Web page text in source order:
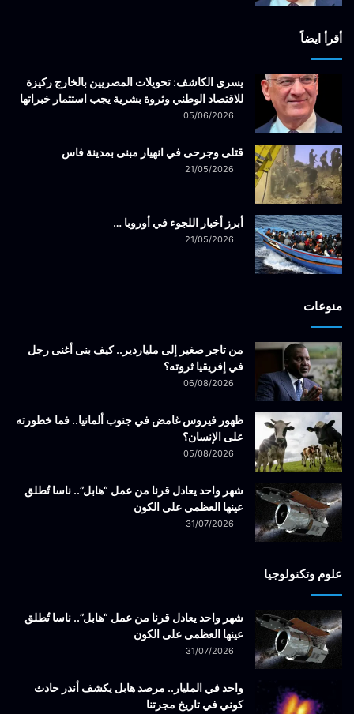
أقرأ ايضاً
يسري الكاشف: تحويلات المصريين بالخارج ركيزة
للاقتصاد الوطني وثروة بشرية يجب استثمار خبراتها
05/06/2026
قتلى وجرحى في انهيار مبنى بمدينة فاس
21/05/2026
أبرز أخبار اللجوء في أوروبا …
21/05/2026
منوعات
من تاجر صغير إلى ملياردير.. كيف بنى أغنى رجل
في إفريقيا ثروته؟
06/08/2026
ظهور فيروس غامض في جنوب ألمانيا.. فما خطورته
على الإنسان؟
05/08/2026
شهر واحد يعادل قرنا من عمل “هابل”.. ناسا تُطلق
عينها العظمى على الكون
31/07/2026
علوم وتكنولوجيا
شهر واحد يعادل قرنا من عمل “هابل”.. ناسا تُطلق
عينها العظمى على الكون
31/07/2026
واحد في المليار.. مرصد هابل يكشف أندر حادث
كوني في تاريخ مجرتنا